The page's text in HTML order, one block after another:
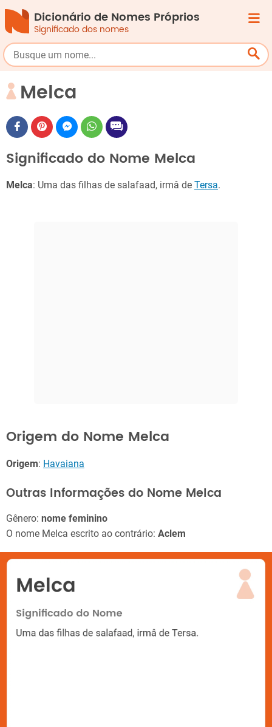
Dicionário de Nomes Próprios
Significado dos nomes
Melca
Significado do Nome Melca
Melca: Uma das filhas de salafaad, irmâ de Tersa.
Origem do Nome Melca
Origem: Havaiana
Outras Informações do Nome Melca
Gênero: nome feminino
O nome Melca escrito ao contrário: Aclem